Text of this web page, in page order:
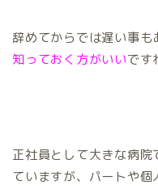
辞めてからでは遅い事も
知っておく方がいいです
正社員として大きな病院
ていますが、パートや個